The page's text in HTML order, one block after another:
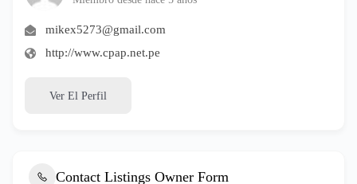
mikex5273@gmail.com
http://www.cpap.net.pe
Ver El Perfil
Contact Listings Owner Form